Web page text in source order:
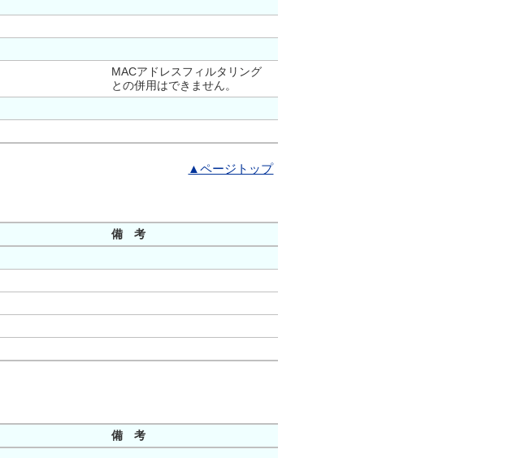
MACアドレスフィルタリング
との併用はできません。
▲ページトップ
備 考
備 考